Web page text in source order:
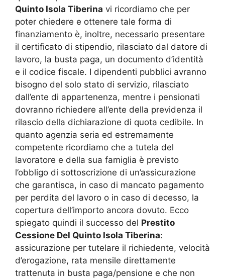
Quinto Isola Tiberina vi ricordiamo che per
poter chiedere e ottenere tale forma di
finanziamento è, inoltre, necessario presentare
il certificato di stipendio, rilasciato dal datore di
lavoro, la busta paga, un documento d’identità
e il codice fiscale. I dipendenti pubblici avranno
bisogno del solo stato di servizio, rilasciato
dall’ente di appartenenza, mentre i pensionati
dovranno richiedere all’ente della previdenza il
rilascio della dichiarazione di quota cedibile. In
quanto agenzia seria ed estremamente
competente ricordiamo che a tutela del
lavoratore e della sua famiglia è previsto
l’obbligo di sottoscrizione di un’assicurazione
che garantisca, in caso di mancato pagamento
per perdita del lavoro o in caso di decesso, la
copertura dell’importo ancora dovuto. Ecco
spiegato quindi il successo del Prestito
Cessione Del Quinto Isola Tiberina:
assicurazione per tutelare il richiedente, velocità
d’erogazione, rata mensile direttamente
trattenuta in busta paga/pensione e che non